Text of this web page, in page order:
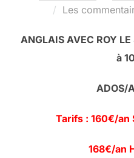
Les
ANGLAIS AVEC ROY
à
ADOS/
Tarifs : 160€/an
168€/an